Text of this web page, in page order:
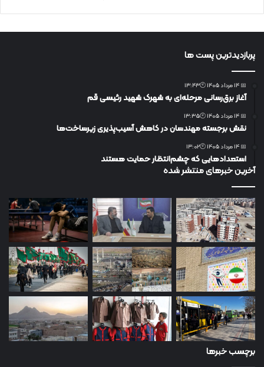
پربازدیدترین پست ها
📅 14 مرداد 1405 🕙13:43
آغاز برق‌رسانی مرحله‌ای به شهرک شهید رئیسی قم
📅 14 مرداد 1405 🕙13:35
نقش برجسته مهندسان در کاهش آسیب‌پذیری زیرساخت‌ها
📅 14 مرداد 1405 🕙13:02
استعدادهایی که چشم‌انتظار حمایت هستند
آخرین خبرهای منتشر شده
برچسب خبرها